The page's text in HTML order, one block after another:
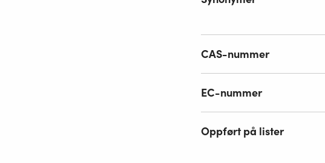
CAS-nummer
EC-nummer
Oppført på lister